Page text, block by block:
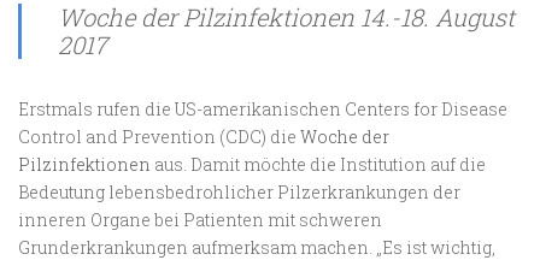
Woche der Pilzinfektionen 14.-18. August
2017
Erstmals rufen die US-amerikanischen Centers for Disease
Control and Prevention (CDC) die Woche der
Pilzinfektionen aus. Damit möchte die Institution auf die
Bedeutung lebensbedrohlicher Pilzerkrankungen der
inneren Organe bei Patienten mit schweren
Grunderkrankungen aufmerksam machen. „Es ist wichtig,